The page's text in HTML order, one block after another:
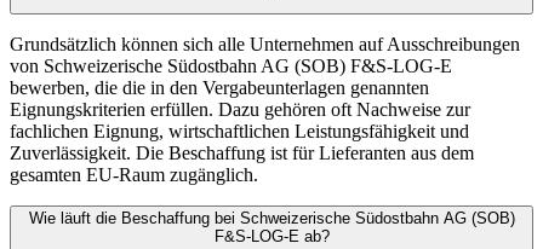
Grundsätzlich können sich alle Unternehmen auf Ausschreibungen
von Schweizerische Südostbahn AG (SOB) F&S-LOG-E
bewerben, die die in den Vergabeunterlagen genannten
Eignungskriterien erfüllen. Dazu gehören oft Nachweise zur
fachlichen Eignung, wirtschaftlichen Leistungsfähigkeit und
Zuverlässigkeit. Die Beschaffung ist für Lieferanten aus dem
gesamten EU-Raum zugänglich.
Wie läuft die Beschaffung bei Schweizerische Südostbahn AG (SOB)
F&S-LOG-E ab?